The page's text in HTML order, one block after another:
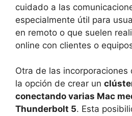
cuidado a las
especialmente útil para
en remoto o que suelen
online con clientes o
Otra de las incorporaciones
la opción de crear un
conectando varias Mac
Thunderbolt 5. Esta